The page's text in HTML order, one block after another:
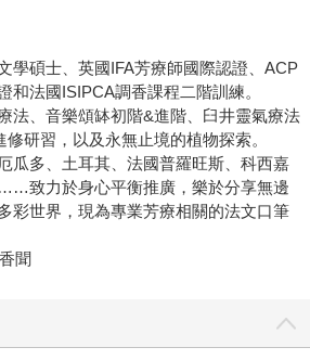
學碩士、英國IFA芳療師國際認證、ACP
和法國ISIPCA調香課程二階訓練。
法、音樂頌缽初階&進階、臼井靈氣療法
研習，以及永無止境的植物探索。
瓜多、土耳其、法國普羅旺斯、科西嘉
致力於身心平衡推廣，樂於分享無邊
彩世界，現為專業芳療相關的法文口筆
聞